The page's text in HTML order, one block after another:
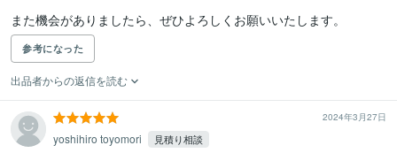
また機会がありましたら、ぜひよろしくお願いいたします。
参考になった
出品者からの返信を読む
2024年3月27日
yoshihiro toyomori 見積り相談